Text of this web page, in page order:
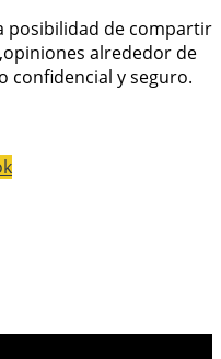
posibilidad de compartir
alrededor de
confidencial y seguro.